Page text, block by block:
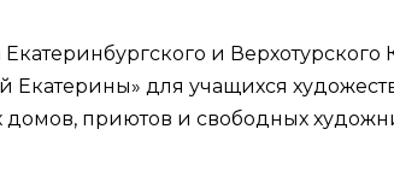
и
Екатерины» для учащихся
домов, приютов и свободных